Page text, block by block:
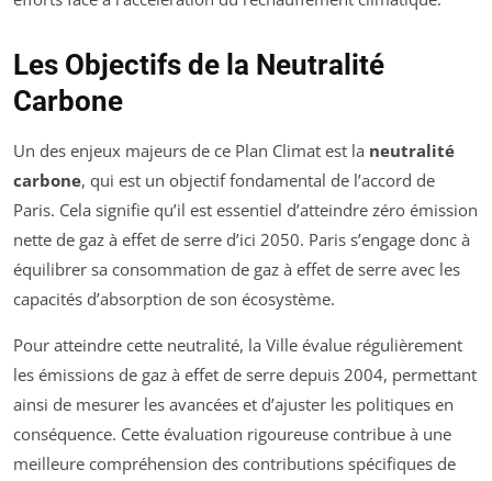
Les Objectifs de la Neutralité
Carbone
Un des enjeux majeurs de ce Plan Climat est la neutralité
carbone, qui est un objectif fondamental de l’accord de
Paris. Cela signifie qu’il est essentiel d’atteindre zéro émission
nette de gaz à effet de serre d’ici 2050. Paris s’engage donc à
équilibrer sa consommation de gaz à effet de serre avec les
capacités d’absorption de son écosystème.
Pour atteindre cette neutralité, la Ville évalue régulièrement
les émissions de gaz à effet de serre depuis 2004, permettant
ainsi de mesurer les avancées et d’ajuster les politiques en
conséquence. Cette évaluation rigoureuse contribue à une
meilleure compréhension des contributions spécifiques de